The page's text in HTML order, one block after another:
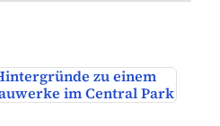
zu einem
im Central Park